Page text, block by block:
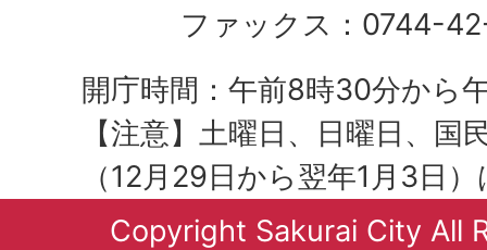
ファックス：0744-
開庁時間：午前8時30分から
【注意】土曜日、日曜日、国
（12月29日から翌年1月3日
Copyright Sakurai City All